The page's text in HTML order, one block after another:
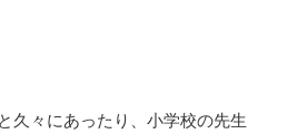
久々にあったり、小学校の先生